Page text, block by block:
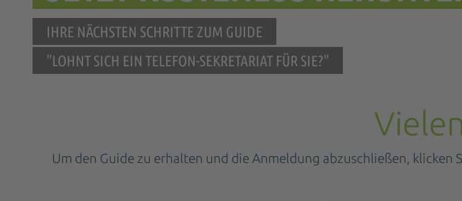
IHRE NÄCHSTEN SCHRITTE ZUM GUIDE
"LOHNT SICH EIN TELEFON-SEKRETARIAT FÜR SIE?"
Um den Guide zu erhalten und die Anmeldung abzuschließen, klicken